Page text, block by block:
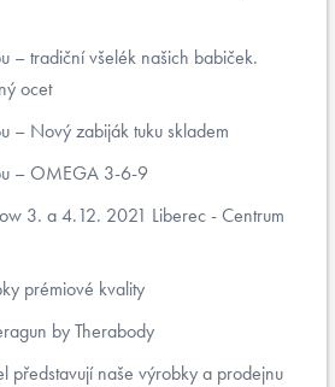
– tradiční všelék našich babiček.
ocet
– Nový zabiják tuku skladem
– OMEGA 3-6-9
3. a 4.12. 2021 Liberec - Centrum
prémiové kvality
by Therabody
představují naše výrobky a prodejnu